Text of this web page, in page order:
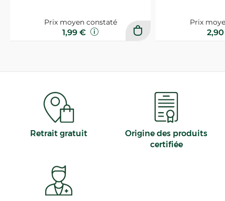
Prix moyen constaté
1,99 €
Prix
Retrait gratuit
Origine des produits
certifiée